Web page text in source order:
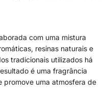
com uma mistura
resinas naturais e
tradicionais utilizados há
é uma fragrância
promove uma atmosfera de